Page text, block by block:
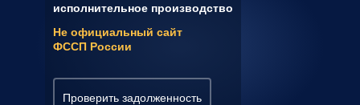
исполнительное производство
Не официальный сайт
ФССП России
Проверить задолженность